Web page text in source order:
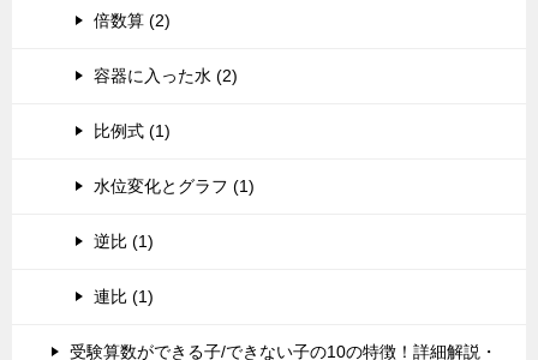
倍数算 (2)
容器に入った水 (2)
比例式 (1)
水位変化とグラフ (1)
逆比 (1)
連比 (1)
受験算数ができる子/できない子の10の特徴！詳細解説・